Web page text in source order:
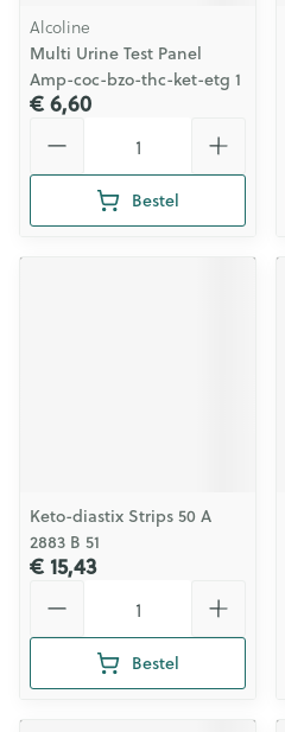
Alcoline
Multi Urine Test Panel
Amp-coc-bzo-thc-ket-etg 1
€ 6,60
Bestel
Keto-diastix Strips 50 A
2883 B 51
€ 15,43
Bestel